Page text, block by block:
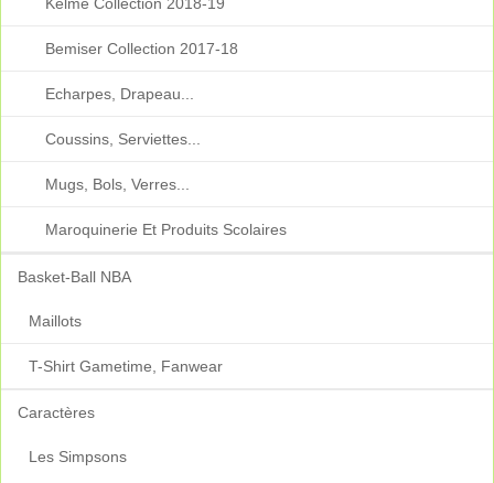
Kelme Collection 2018-19
Bemiser Collection 2017-18
Echarpes, Drapeau...
Coussins, Serviettes...
Mugs, Bols, Verres...
Maroquinerie Et Produits Scolaires
Basket-Ball NBA
Maillots
T-Shirt Gametime, Fanwear
Caractères
Les Simpsons